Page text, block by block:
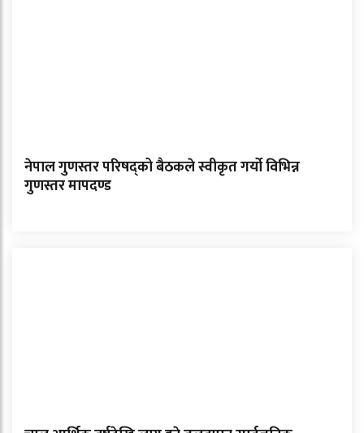
नेपाल गुणस्तर परिषद्को बैठकले स्वीकृत गर्यो विभिन्न
गुणस्तर मापदण्ड